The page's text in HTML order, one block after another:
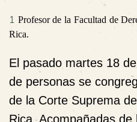
1 Profesor de la Facultad de
Rica.
El pasado martes 18
de personas se
de la Corte Suprema
Rica. Acompañadas de